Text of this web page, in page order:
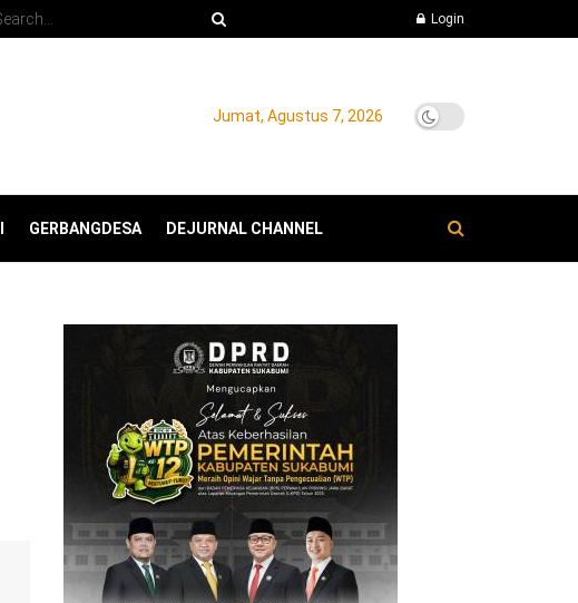
Login
Jumat, Agustus 7, 2026
GERBANGDESA DEJURNAL CHANNEL